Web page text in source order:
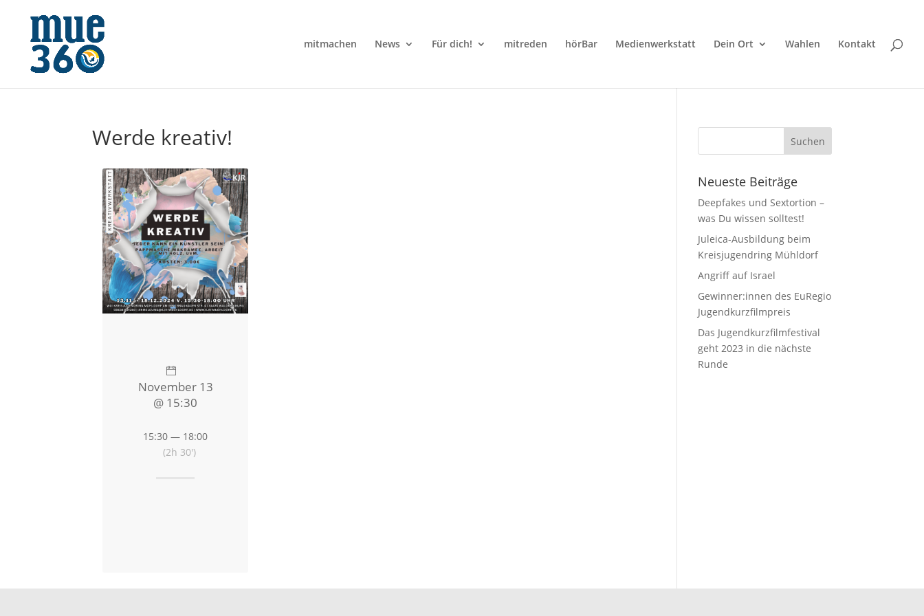
mitmachen News Für dich! mitreden hörBar Medienwerkstatt Dein Ort Wahlen Kontakt
Werde kreativ!
November 13
@ 15:30
15:30 — 18:00
(2h 30′)
Neueste Beiträge
Deepfakes und Sextortion –
was Du wissen solltest!
Juleica-Ausbildung beim
Kreisjugendring Mühldorf
Angriff auf Israel
Gewinner:innen des EuRegio
Jugendkurzfilmpreis
Das Jugendkurzfilmfestival
geht 2023 in die nächste
Runde